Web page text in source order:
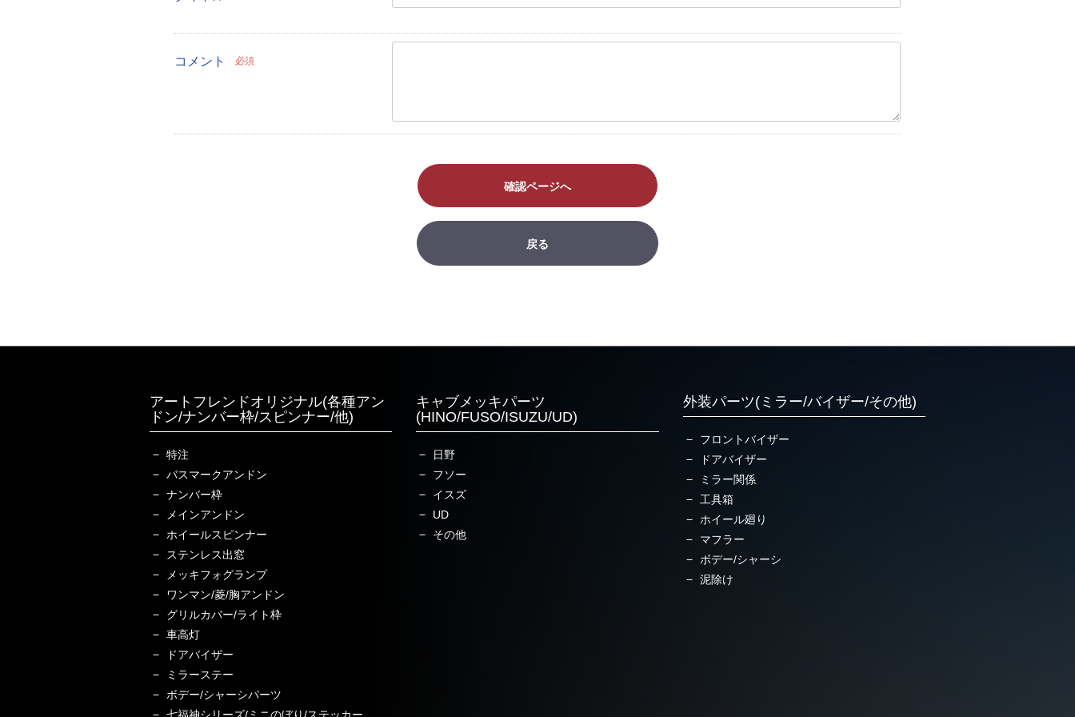
コメント 必須
確認ページへ
戻る
アートフレンドオリジナル(各種アン
ドン/ナンバー枠/スピンナー/他)
特注
バスマークアンドン
ナンバー枠
メインアンドン
ホイールスピンナー
ステンレス出窓
メッキフォグランプ
ワンマン/菱/胸アンドン
グリルカバー/ライト枠
車高灯
ドアバイザー
ミラーステー
ボデー/シャーシパーツ
七福神シリーズ/ミニのぼり/ステッカー
キャブメッキパーツ
(HINO/FUSO/ISUZU/UD)
日野
フソー
イスズ
UD
その他
外装パーツ(ミラー/バイザー/その他)
フロントバイザー
ドアバイザー
ミラー関係
工具箱
ホイール廻り
マフラー
ボデー/シャーシ
泥除け